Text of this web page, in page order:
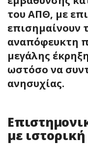
του ΑΠΘ, με
επισημαίνουν
αναπόφευκτη
μεγάλης
ωστόσο να
ανησυχίας.
με